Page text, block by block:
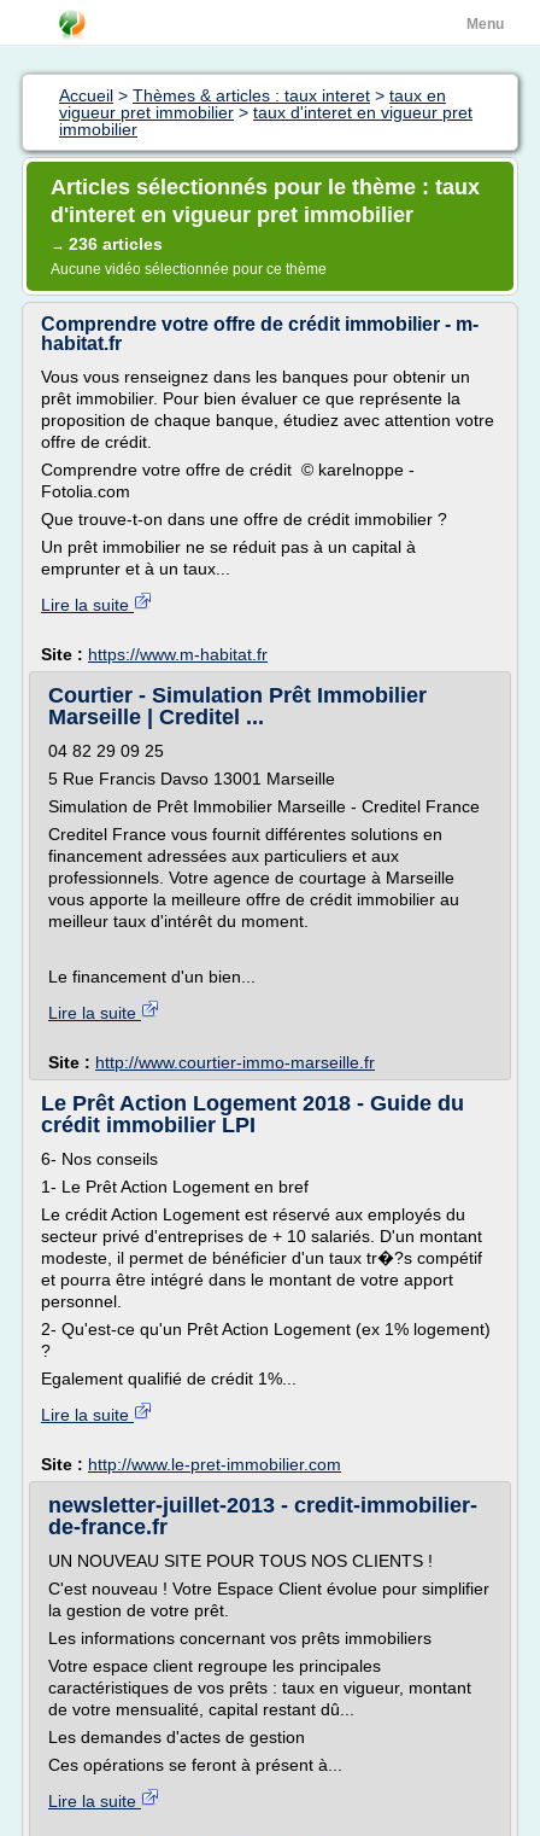
Menu
Accueil > Thèmes & articles : taux interet > taux en
vigueur pret immobilier > taux d'interet en vigueur pret
immobilier
Articles sélectionnés pour le thème : taux
d'interet en vigueur pret immobilier
→ 236 articles
Aucune vidéo sélectionnée pour ce thème
Comprendre votre offre de crédit immobilier - m-
habitat.fr
Vous vous renseignez dans les banques pour obtenir un
prêt immobilier. Pour bien évaluer ce que représente la
proposition de chaque banque, étudiez avec attention votre
offre de crédit.
Comprendre votre offre de crédit © karelnoppe -
Fotolia.com
Que trouve-t-on dans une offre de crédit immobilier ?
Un prêt immobilier ne se réduit pas à un capital à
emprunter et à un taux...
Lire la suite
Site : https://www.m-habitat.fr
Courtier - Simulation Prêt Immobilier
Marseille | Creditel ...
04 82 29 09 25
5 Rue Francis Davso 13001 Marseille
Simulation de Prêt Immobilier Marseille - Creditel France
Creditel France vous fournit différentes solutions en
financement adressées aux particuliers et aux
professionnels. Votre agence de courtage à Marseille
vous apporte la meilleure offre de crédit immobilier au
meilleur taux d'intérêt du moment.
Le financement d'un bien...
Lire la suite
Site : http://www.courtier-immo-marseille.fr
Le Prêt Action Logement 2018 - Guide du
crédit immobilier LPI
6- Nos conseils
1- Le Prêt Action Logement en bref
Le crédit Action Logement est réservé aux employés du
secteur privé d'entreprises de + 10 salariés. D'un montant
modeste, il permet de bénéficier d'un taux tr�?s compétif
et pourra être intégré dans le montant de votre apport
personnel.
2- Qu'est-ce qu'un Prêt Action Logement (ex 1% logement)
?
Egalement qualifié de crédit 1%...
Lire la suite
Site : http://www.le-pret-immobilier.com
newsletter-juillet-2013 - credit-immobilier-
de-france.fr
UN NOUVEAU SITE POUR TOUS NOS CLIENTS !
C'est nouveau ! Votre Espace Client évolue pour simplifier
la gestion de votre prêt.
Les informations concernant vos prêts immobiliers
Votre espace client regroupe les principales
caractéristiques de vos prêts : taux en vigueur, montant
de votre mensualité, capital restant dû...
Les demandes d'actes de gestion
Ces opérations se feront à présent à...
Lire la suite